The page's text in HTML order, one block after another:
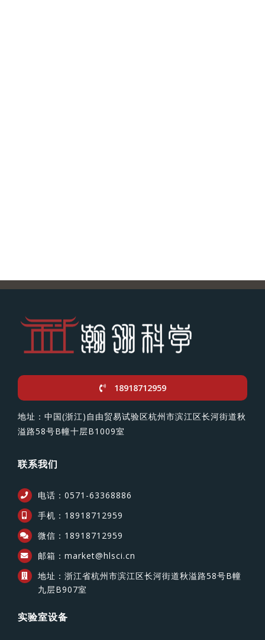
18918712959
地址：中国(浙江)自由贸易试验区杭州市滨江区长河街道秋
溢路58号B幢十层B1009室
联系我们
电话：0571-63368886
手机：18918712959
微信：18918712959
邮箱：market@hlsci.cn
地址：浙江省杭州市滨江区长河街道秋溢路58号B幢
九层B907室
实验室设备